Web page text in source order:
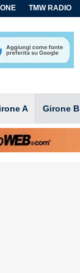
TMW RADIO
A Girone B